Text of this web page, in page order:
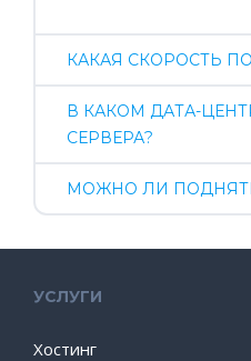
КАКАЯ СКОРОСТЬ
В КАКОМ ДАТА-
СЕРВЕРА?
МОЖНО ЛИ ПОДНЯТЬ
УСЛУГИ
Хостинг